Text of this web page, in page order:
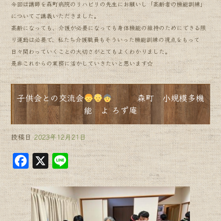
今回は講師を森町病院のリハビリの先生にお願いし「高齢者の機能訓練」
についてご講義いただきました。
高齢になっても、介護が必要になっても身体機能の維持のためにできる限
り運動は必要で、私たち介護職員もそういった機能訓練の視点をもって
日々関わっていくことの大切さがとてもよくわかりました。
是非これからの業務に活かしていきたいと思います☆
子供会との交流会
森町 小規模多機
能 よ ろず庵
投稿日 2023年12月21日
F
a
c
e
X Li
n
e